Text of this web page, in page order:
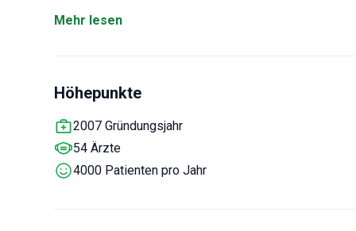
Leistungsspektrum kontinuierlich erweitert, um der
Engagement des Krankenhauses für kontinuierliche
Einklang mit internationalen Standards und
Mehr lesen
Höhepunkte
2007 Gründungsjahr
54 Ärzte
4000 Patienten pro Jahr